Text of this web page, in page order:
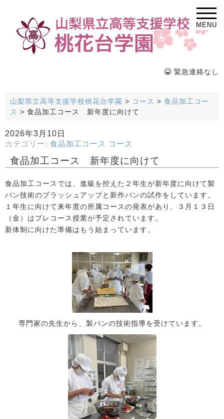
MENU
緊急連絡なし
山梨県立高等支援学校桃花台学園 > コース > 食品加工コー
ス > 食品加工コース 新年度に向けて
2026年3月10日
カテゴリー: 食品加工コース コース
食品加工コース 新年度に向けて
食品加工コースでは、進級を控えた２年生が新年度に向けて製
パン技術のブラッシュアップと新作パンの試作をしています。
１年生に向けて来年度の所属コースの発表があり、３月１３日
（金）はプレコース授業が予定されています。
新体制に向けた準備はもう始まっています。
専門家の先生から、製パンの技術指導を受けています。